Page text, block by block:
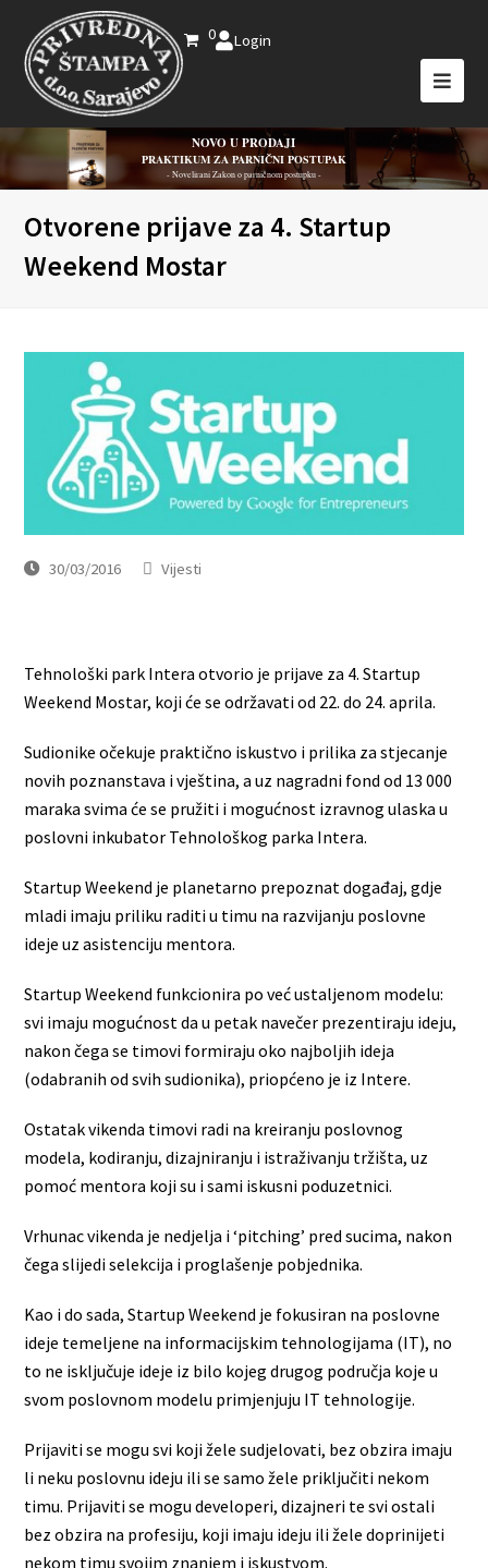
0 Login
NOVO U PRODAJI
PRAKTIKUM ZA PARNIČNI POSTUPAK
- Novelirani Zakon o parničnom postupku -
Otvorene prijave za 4. Startup
Weekend Mostar
30/03/2016 Vijesti
Tehnološki park Intera otvorio je prijave za 4. Startup
Weekend Mostar, koji će se održavati od 22. do 24. aprila.
Sudionike očekuje praktično iskustvo i prilika za stjecanje
novih poznanstava i vještina, a uz nagradni fond od 13 000
maraka svima će se pružiti i mogućnost izravnog ulaska u
poslovni inkubator Tehnološkog parka Intera.
Startup Weekend je planetarno prepoznat događaj, gdje
mladi imaju priliku raditi u timu na razvijanju poslovne
ideje uz asistenciju mentora.
Startup Weekend funkcionira po već ustaljenom modelu:
svi imaju mogućnost da u petak navečer prezentiraju ideju,
nakon čega se timovi formiraju oko najboljih ideja
(odabranih od svih sudionika), priopćeno je iz Intere.
Ostatak vikenda timovi radi na kreiranju poslovnog
modela, kodiranju, dizajniranju i istraživanju tržišta, uz
pomoć mentora koji su i sami iskusni poduzetnici.
Vrhunac vikenda je nedjelja i ‘pitching’ pred sucima, nakon
čega slijedi selekcija i proglašenje pobjednika.
Kao i do sada, Startup Weekend je fokusiran na poslovne
ideje temeljene na informacijskim tehnologijama (IT), no
to ne isključuje ideje iz bilo kojeg drugog područja koje u
svom poslovnom modelu primjenjuju IT tehnologije.
Prijaviti se mogu svi koji žele sudjelovati, bez obzira imaju
li neku poslovnu ideju ili se samo žele priključiti nekom
timu. Prijaviti se mogu developeri, dizajneri te svi ostali
bez obzira na profesiju, koji imaju ideju ili žele doprinijeti
nekom timu svojim znanjem i iskustvom.